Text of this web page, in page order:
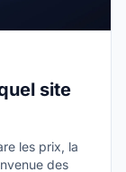
site
les prix, la
des